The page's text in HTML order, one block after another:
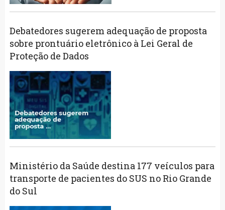
Debatedores sugerem adequação de proposta
sobre prontuário eletrônico à Lei Geral de
Proteção de Dados
Ministério da Saúde destina 177 veículos para
transporte de pacientes do SUS no Rio Grande
do Sul